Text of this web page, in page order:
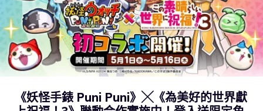
《妖怪手錶 Puni Puni》╳《為美好的世界獻